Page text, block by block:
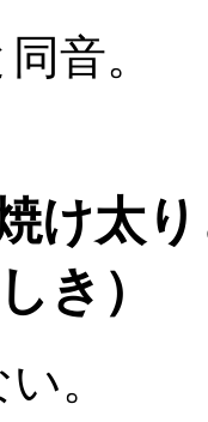
音。
け太
き）
。